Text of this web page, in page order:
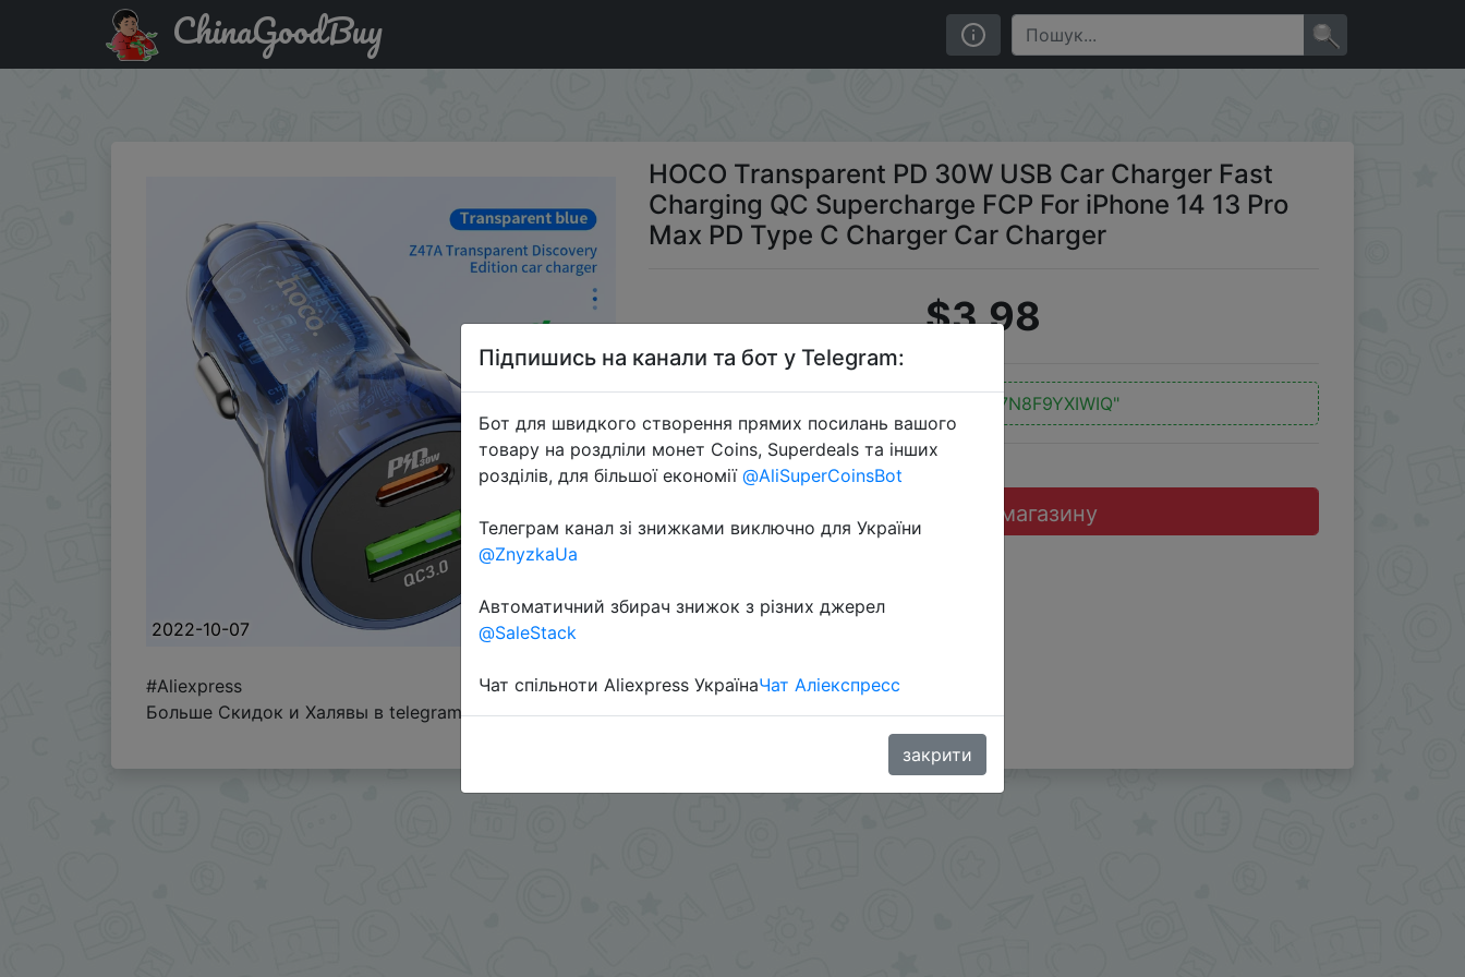
Придбати по знижці 17N8F9YXIWIQ HOCO Transparent PD 30W USB Car Charger Fast Charging QC Supercharge FCP For iPhone 14 13 Pro Max PD Type C Charger Car
ChinaGoodBuy
2022-10-07
HOCO Transparent PD 30W USB Car Charger Fast
Charging QC Supercharge FCP For iPhone 14 13 Pro
Max PD Type C Charger Car Charger
$3.98
"17N8F9YXIWIQ"
Перейти до магазину
#Aliexpress
Больше Скидок и Халявы в telegramt.me/%2B8jHVizJO6XY3M2Qy
Підпишись на канали та бот у Telegram:
Бот для швидкого створення прямих посилань вашого
товару на роздліли монет Coins, Superdeals та інших
розділів, для більшої економії @AliSuperCoinsBot
Телеграм канал зі знижками виключно для України
@ZnyzkaUa
Автоматичний збирач знижок з різних джерел
@SaleStack
Чат спільноти Aliexpress УкраїнаЧат Аліекспресс
закрити